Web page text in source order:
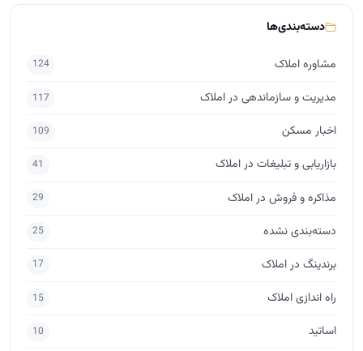
دسته‌بندی‌ها
مشاوره املاک 124
مدیریت و سازماندهی در املاک 117
اخبار مسکن 109
بازاریابی و تبلیغات در املاک 41
مذاکره و فروش در املاک 29
دسته‌بندی نشده 25
برندینگ در املاک 17
راه اندازی املاک 15
اساتید 10